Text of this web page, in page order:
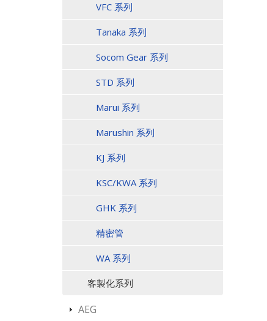
VFC 系列
Tanaka 系列
Socom Gear 系列
STD 系列
Marui 系列
Marushin 系列
KJ 系列
KSC/KWA 系列
GHK 系列
精密管
WA 系列
客製化系列
AEG